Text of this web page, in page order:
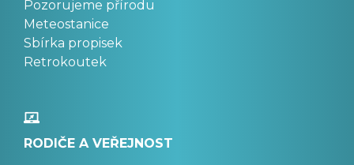
Pozorujeme přírodu
Meteostanice
Sbírka propisek
Retrokoutek
RODIČE A VEŘEJNOST